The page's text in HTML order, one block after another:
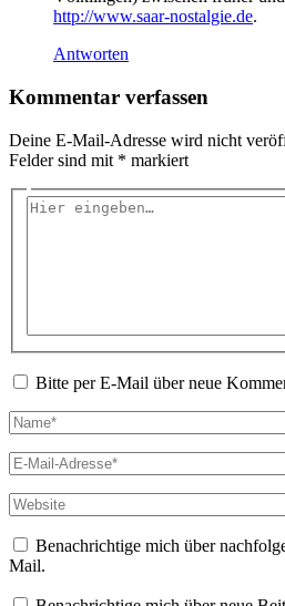
http://www.saar-nostalgie.de.
Antworten
Kommentar verfassen
Deine E-Mail-Adresse wird nicht
Felder sind mit * markiert
Hier
Bitte per E-Mail über neue
Name*
E-
Mail-
Adresse*
Website
Benachrichtige mich über
Mail.